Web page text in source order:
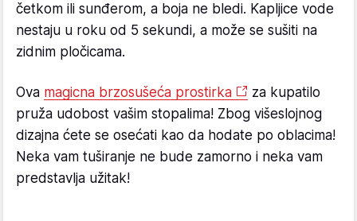
četkom ili sunđerom, a boja ne bledi. Kapljice vode
nestaju u roku od 5 sekundi, a može se sušiti na
zidnim pločicama.
Ova magicna brzosušeća prostirka
za kupatilo
pruža udobost vašim stopalima! Zbog višeslojnog
dizajna ćete se osećati kao da hodate po oblacima!
Neka vam tuširanje ne bude zamorno i neka vam
predstavlja užitak!